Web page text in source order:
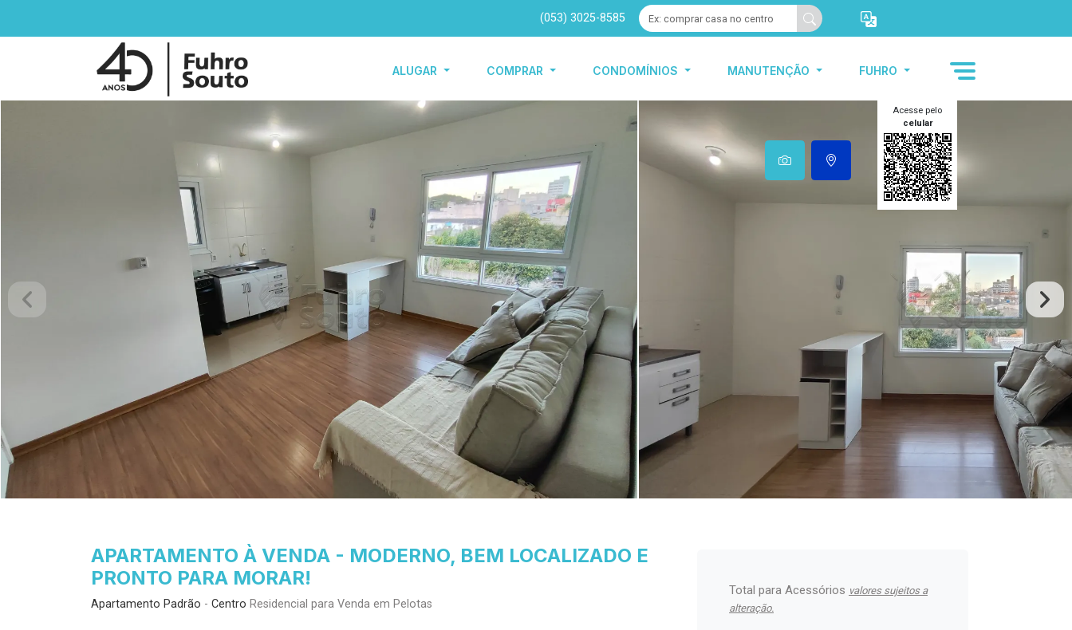
(053) 3025-8585
ALUGAR COMPRAR CONDOMÍNIOS MANUTENÇÃO FUHRO
Acesse pelo
celular
APARTAMENTO À VENDA - MODERNO, BEM LOCALIZADO E
PRONTO PARA MORAR!
Apartamento Padrão - Centro Residencial para Venda em Pelotas
Total para Acessórios valores sujeitos a
alteração.